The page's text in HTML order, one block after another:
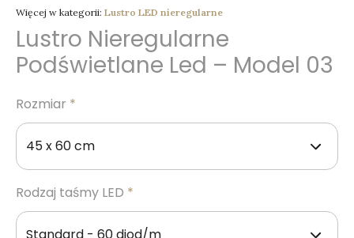
Więcej w kategorii: Lustro LED nieregularne
Lustro Nieregularne
Podświetlane Led – Model 03
Rozmiar *
Rodzaj taśmy LED *